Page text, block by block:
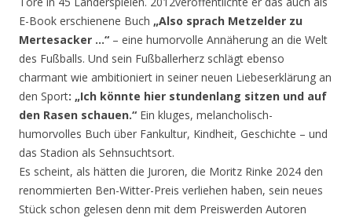
E-Book erschienene Buch „Also sprach Metzelder zu
Mertesacker …“ – eine humorvolle Annäherung an die Welt
des Fußballs. Und sein Fußballerherz schlägt ebenso
charmant wie ambitioniert in seiner neuen Liebeserklärung an
den Sport: „Ich könnte hier stundenlang sitzen und auf
den Rasen schauen.“ Ein kluges, melancholisch-
humorvolles Buch über Fankultur, Kindheit, Geschichte – und
das Stadion als Sehnsuchtsort.
Es scheint, als hätten die Juroren, die Moritz Rinke 2024 den
renommierten Ben-Witter-Preis verliehen haben, sein neues
Stück schon gelesen denn mit dem Preiswerden Autoren